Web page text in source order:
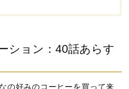
ション：40話あらす
の好みのコーヒーを買って来